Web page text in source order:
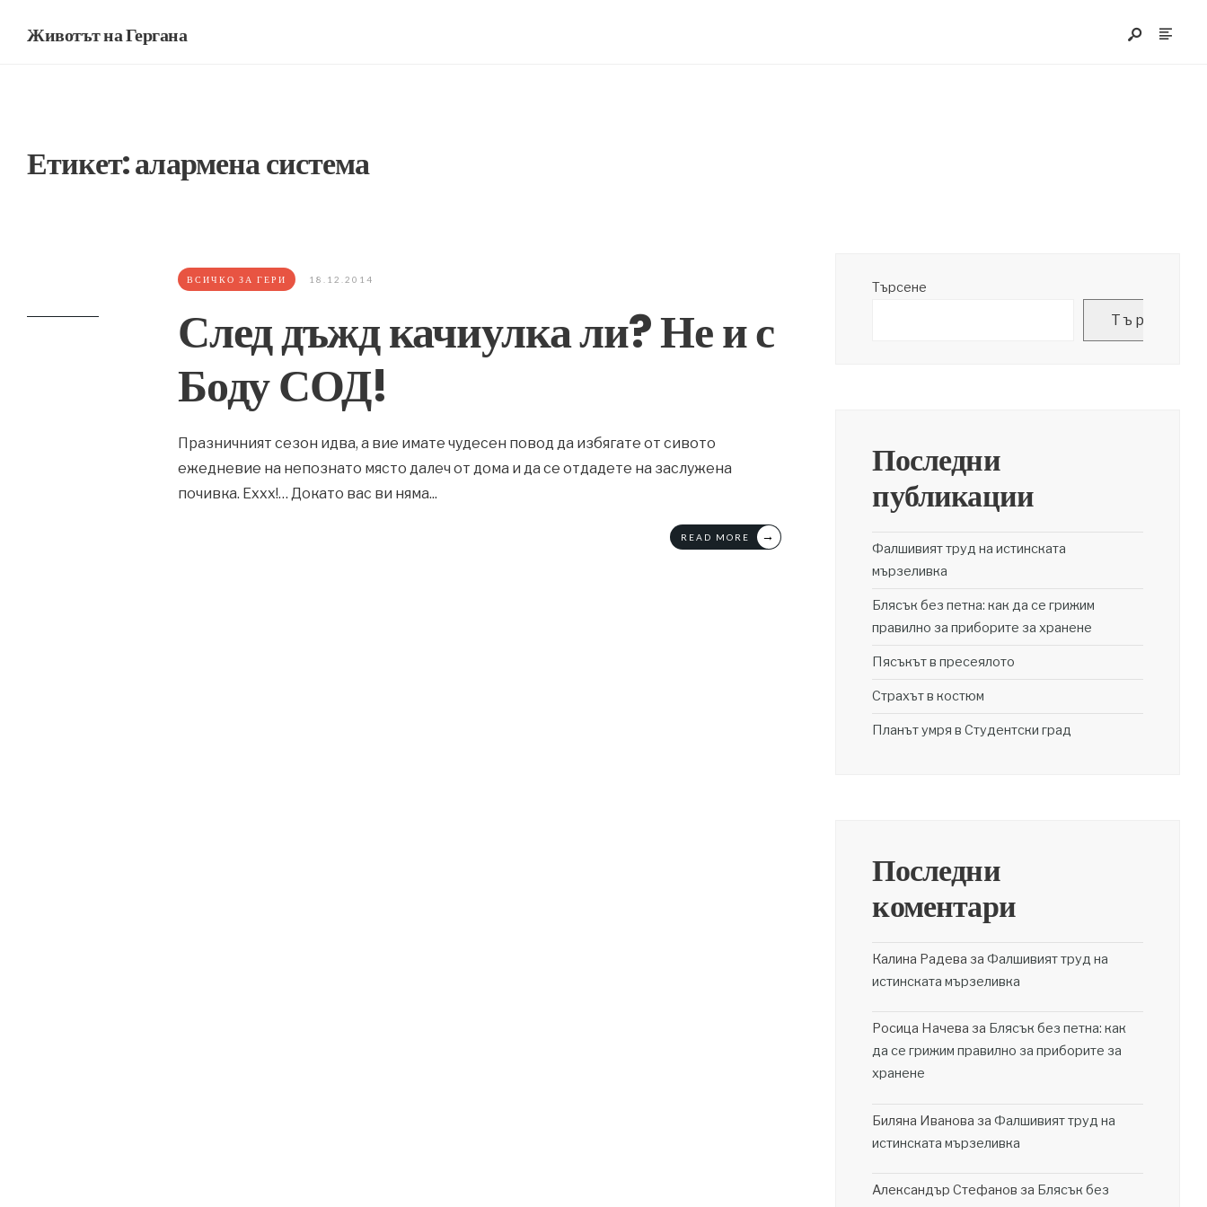
Животът на Гергана
Етикет:алармена система
ВСИЧКО ЗА ГЕРИ 18.12.2014
След дъжд качиулка ли? Не и с
Боду СОД!
Празничният сезон идва, а вие имате чудесен повод да избягате от сивото
ежедневие на непознато място далеч от дома и да се отдадете на заслужена
почивка. Еххх!… Докато вас ви няма...
READ MORE →
Търсене
Търсене
Последни
публикации
Фалшивият труд на истинската
мързеливка
Блясък без петна: как да се грижим
правилно за приборите за хранене
Пясъкът в пресеялото
Страхът в костюм
Планът умря в Студентски град
Последни
коментари
Калина Радева заФалшивият труд на
истинската мързеливка
Росица Начева за Блясък без петна: как
да се грижим правилно за приборите за
хранене
Биляна Иванова заФалшивият труд на
истинската мързеливка
Александър Стефанов за Блясък без